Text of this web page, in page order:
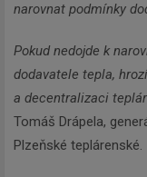
narovnat podmínky
Pokud nedojde k
dodavatele tepla,
a decentralizaci
Tomáš Drápela,
Plzeňské teplárenské.